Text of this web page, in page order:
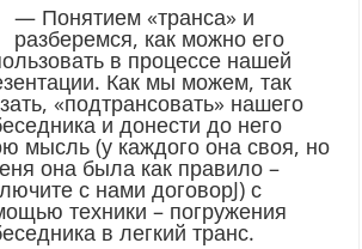
— Понятием «транса» и
разберемся, как можно его
в процессе нашей
Как мы можем, так
«подтрансовать» нашего
и донести до него
мысль (у каждого она своя, но
она была как правило –
с нами договорJ) с
техники – погружения
в легкий транс.